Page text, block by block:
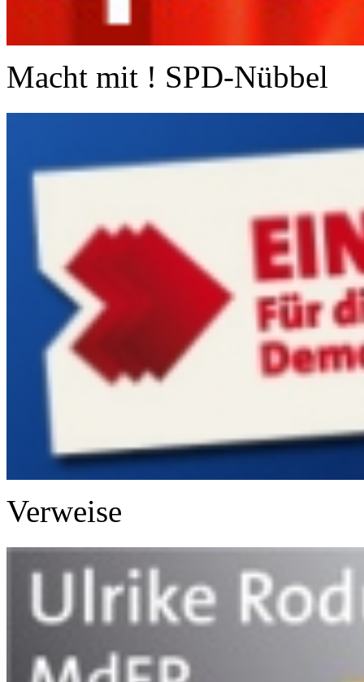
Macht mit ! SPD-Nübbel
Verweise